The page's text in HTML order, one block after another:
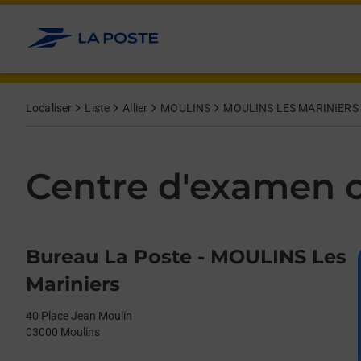
Allez au contenu
Localiser Liste Allier MOULINS MOULINS LES MARINIERS
Centre d'examen
Bureau La Poste - MOULINS Les
Mariniers
40 Place Jean Moulin
03000 Moulins
Day of the WeekHours
Get directions to Centre d&#39;examen code bateau at 40
lien s'ouvre dans un nouvel onglet
Afficher ou masquer la réponse
Afficher ou masquer la réponse
Afficher ou masquer la réponse
Afficher ou masquer la réponse